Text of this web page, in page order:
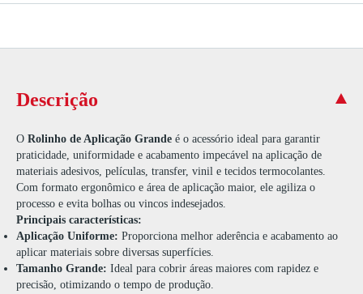
Descrição
O Rolinho de Aplicação Grande é o acessório ideal para garantir
praticidade, uniformidade e acabamento impecável na aplicação de
materiais adesivos, películas, transfer, vinil e tecidos termocolantes.
Com formato ergonômico e área de aplicação maior, ele agiliza o
processo e evita bolhas ou vincos indesejados.
Principais características:
Aplicação Uniforme: Proporciona melhor aderência e acabamento ao
aplicar materiais sobre diversas superfícies.
Tamanho Grande: Ideal para cobrir áreas maiores com rapidez e
precisão, otimizando o tempo de produção.